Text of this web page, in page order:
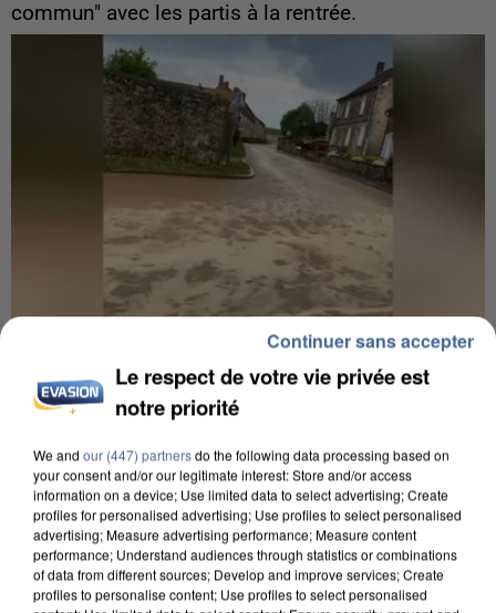
commun" avec les partis à la rentrée.
7h56
boue en Haute-Savoie
Son corps a été retrouvé à cinq kilomètres de là.
Le respect de votre vie privée est
notre priorité
We and our (447) partnersdo the following data processing based on
your consent and/or our legitimate interest: Store and/or access
information on a device; Use limited data to select advertising; Create
profiles for personalised advertising; Use profiles to select personalised
advertising; Measure advertising performance; Measure content
performance; Understand audiences through statistics or combinations
of data from different sources; Develop and improve services; Create
profiles to personalise content; Use profiles to select personalised
Continuer sans accepter